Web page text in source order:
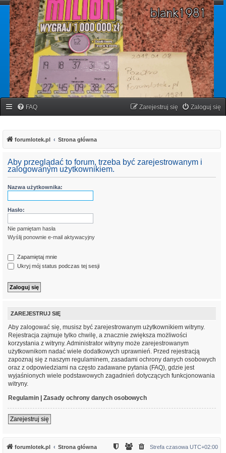
forumlotek.pl
Forum gier liczbowych
FAQ Zaloguj się
Zarejestruj się
forumlotek.pl Strona główna
Aby przeglądać to forum, trzeba być zarejestrowanym i
zalogowanym użytkownikiem.
Nazwa użytkownika:
Hasło:
Nie pamiętam hasła
Wyślij ponownie e-mail aktywacyjny
Zapamiętaj mnie
Ukryj mój status podczas tej sesji
ZAREJESTRUJ SIĘ
Aby zalogować się, musisz być zarejestrowanym użytkownikiem witryny.
Rejestracja zajmuje tylko chwilę, a znacznie zwiększa możliwości
korzystania z witryny. Administrator witryny może zarejestrowanym
użytkownikom nadać wiele dodatkowych uprawnień. Przed rejestracją
zapoznaj się z naszym regulaminem, zasadami ochrony danych osobowych
oraz z odpowiedziami na często zadawane pytania (FAQ), gdzie jest
wyjaśnionych wiele podstawowych zagadnień dotyczących funkcjonowania
witryny.
Regulamin
Zasady ochrony danych osobowych
Zarejestruj się
forumlotek.pl Strona główna Strefa czasowa UTC+02:00